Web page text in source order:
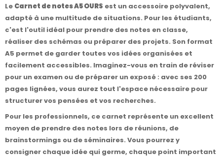
Le Carnet de notes A5 OURS est un accessoire polyvalent,
adapté à une multitude de situations. Pour les étudiants,
c'est l'outil idéal pour prendre des notes en classe,
réaliser des schémas ou préparer des projets. Son format
A5 permet de garder toutes vos idées organisées et
facilement accessibles. Imaginez-vous en train de réviser
pour un examen ou de préparer un exposé : avec ses 200
pages lignées, vous aurez tout l'espace nécessaire pour
structurer vos pensées et vos recherches.
Pour les professionnels, ce carnet représente un excellent
moyen de prendre des notes lors de réunions, de
brainstormings ou de séminaires. Vous pourrez y
consigner chaque idée qui germe, chaque point important